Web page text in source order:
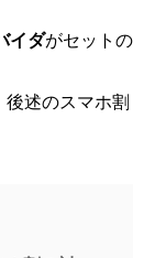
イダがセットの
述のスマホ割